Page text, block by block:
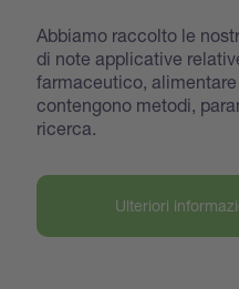
Abbiamo raccolto le
di note applicative
farmaceutico,
contengono metodi,
ricerca.
Ulteriori